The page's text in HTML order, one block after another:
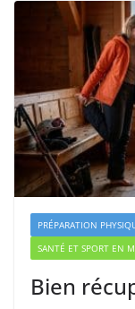
PRÉPARATION
SANTÉ ET SPORT EN
Bien